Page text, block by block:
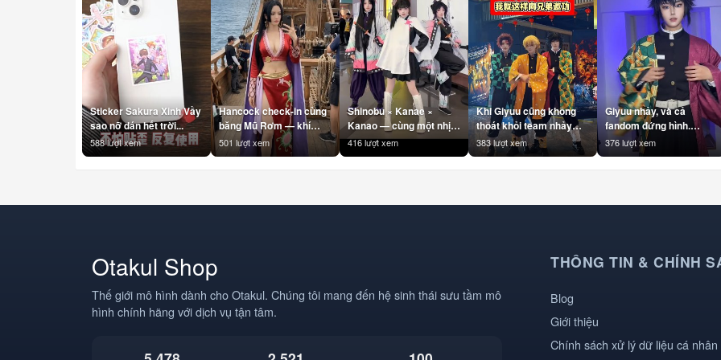
Sticker Sakura Xinh Vầy
sao nỡ dán hết trời...
588 lượt xem
Hancock check-in cùng
băng Mũ Rơm — khí
chất Nữ Hoàng là không
cần filter 👑
501 lượt xem
Shinobu × Kanae ×
Kanao — cùng một nhịp.
#Shinobu #Kanae
#Kanao
416 lượt xem
Khi Giyuu cũng không
thoát khỏi team nhảy
cùng Tanjiro & Zenitsu
😅 #Giyuu #Tanjiro
383 lượt xem
Giyuu nhảy, và cả
fandom đứng hình.
#Giyuu #TomiokaGiyuu
#KimetsuNoYaiba
376 lượt xem
Otakul Shop
Thế giới mô hình dành cho Otakul. Chúng tôi mang đến hệ sinh thái sưu tầm mô
hình chính hãng với dịch vụ tận tâm.
THÔNG TIN & CHÍNH
Blog
Giới thiệu
Chính sách xử lý dữ liệu cá nhân